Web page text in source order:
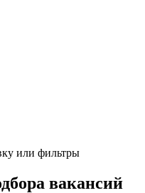
или фильтры
вакансий